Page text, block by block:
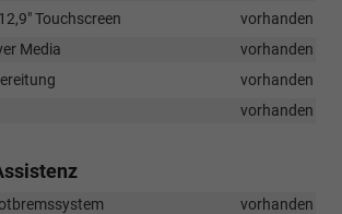
Touchscreen
vorhanden
Media
vorhanden
vorhanden
vorhanden
vorhanden